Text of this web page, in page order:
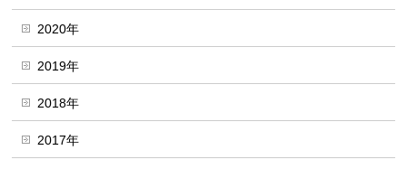
2020年
2019年
2018年
2017年